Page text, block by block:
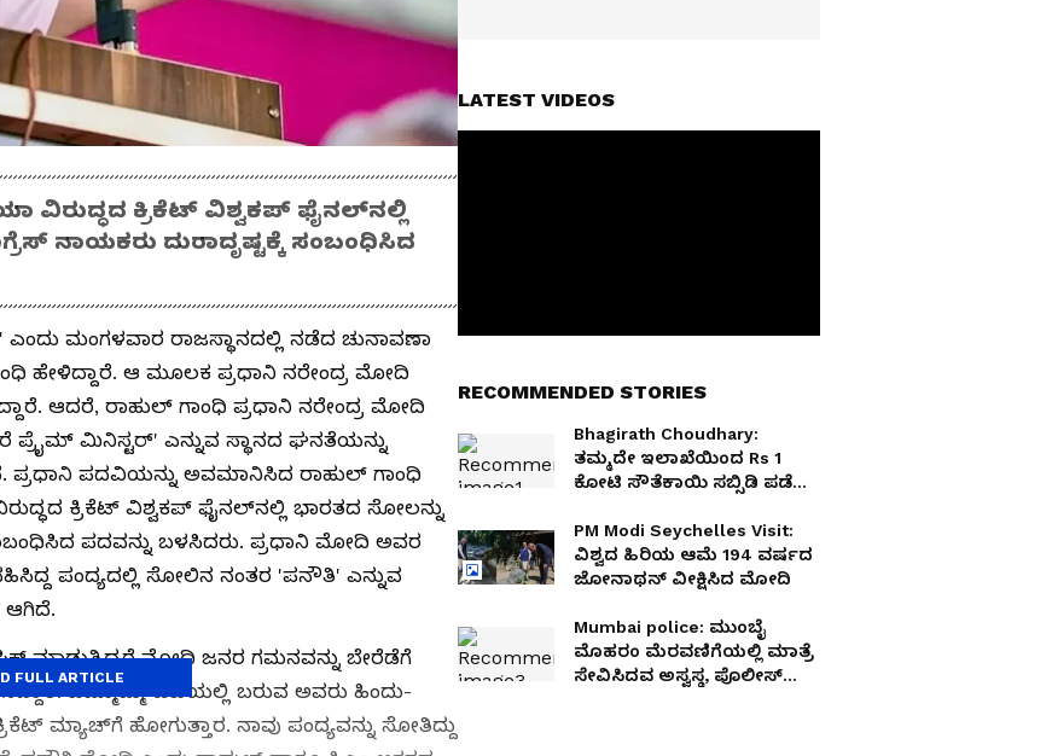
ವಿರುದ್ಧದ ಕ್ರಿಕೆಟ್ ವಿಶ್ವಕಪ್ ಫೈನಲ್‌ನಲ್ಲಿ
ನಾಯಕರು ದುರಾದೃಷ್ಟಕ್ಕೆ ಸಂಬಂಧಿಸಿದ
ಮಂಗಳವಾರ ರಾಜಸ್ಥಾನದಲ್ಲಿ ನಡೆದ ಚುನಾವಣಾ
ಹೇಳಿದ್ದಾರೆ. ಆ ಮೂಲಕ ಪ್ರಧಾನಿ ನರೇಂದ್ರ ಮೋದಿ
ಆದರೆ, ರಾಹುಲ್‌ ಗಾಂಧಿ ಪ್ರಧಾನಿ ನರೇಂದ್ರ ಮೋದಿ
ಪ್ರೈಮ್‌ ಮಿನಿಸ್ಟರ್‌' ಎನ್ನುವ ಸ್ಥಾನದ ಘನತೆಯನ್ನು
ಪ್ರಧಾನಿ ಪದವಿಯನ್ನು ಅವಮಾನಿಸಿದ ರಾಹುಲ್‌ ಗಾಂಧಿ
ಕ್ರಿಕೆಟ್ ವಿಶ್ವಕಪ್ ಫೈನಲ್‌ನಲ್ಲಿ ಭಾರತದ ಸೋಲನ್ನು
ಪದವನ್ನು ಬಳಸಿದರು. ಪ್ರಧಾನಿ ಮೋದಿ ಅವರ
ಪಂದ್ಯದಲ್ಲಿ ಸೋಲಿನ ನಂತರ 'ಪನೌತಿ' ಎನ್ನುವ
ಮಾಡುತ್ತಿದ್ದರೆ ಮೋದಿ ಜನರ ಗಮನವನ್ನು ಬೇರೆಡೆಗೆ
ಒಮ್ಮೊಮ್ಮೆ ಟಿವಿಯಲ್ಲಿ ಬರುವ ಅವರು ಹಿಂದು-
ಮ್ಯಾಚ್‌ಗೆ ಹೋಗುತ್ತಾರ. ನಾವು ಪಂದ್ಯವನ್ನು ಸೋತಿದ್ದು
FULL ARTICLE
LATEST VIDEOS
RECOMMENDED STORIES
Bhagirath Choudhary:
ತಮ್ಮದೇ ಇಲಾಖೆಯಿಂದ Rs 1
ಕೋಟಿ ಸೌತೆಕಾಯಿ ಸಬ್ಸಿಡಿ ಪಡೆದು
PM Modi Seychelles Visit:
ವಿಶ್ವದ ಹಿರಿಯ ಆಮೆ 194 ವರ್ಷದ
ಜೋನಾಥನ್‌ ವೀಕ್ಷಿಸಿದ ಮೋದಿ
Mumbai police: ಮುಂಬೈ
ಮೊಹರಂ ಮೆರವಣಿಗೆಯಲ್ಲಿ ಮಾತ್ರೆ
ಸೇವಿಸಿದವ ಅಸ್ವಸ್ಥ, ಪೊಲೀಸ್